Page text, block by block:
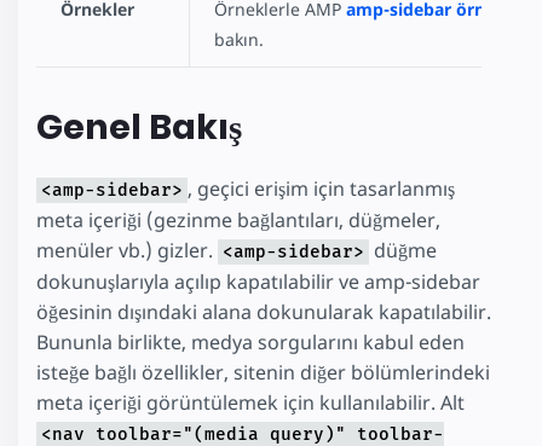
Örnekler Örneklerle AMP amp-sidebar örneği
bakın.
Genel Bakış
<amp-sidebar> , geçici erişim için tasarlanmış
meta içeriği (gezinme bağlantıları, düğmeler,
menüler vb.) gizler. <amp-sidebar> düğme
dokunuşlarıyla açılıp kapatılabilir ve amp-sidebar
öğesinin dışındaki alana dokunularak kapatılabilir.
Bununla birlikte, medya sorgularını kabul eden
isteğe bağlı özellikler, sitenin diğer bölümlerindeki
meta içeriği görüntülemek için kullanılabilir. Alt
<nav toolbar="(media query)" toolbar-